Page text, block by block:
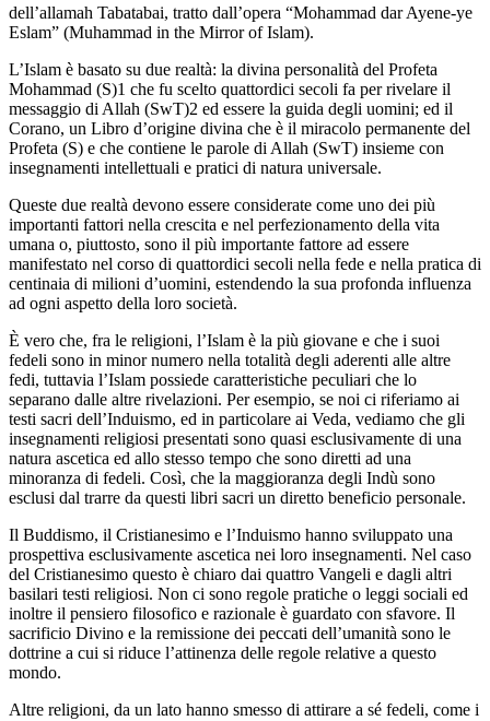
dell’allamah Tabatabai, tratto dall’opera “Mohammad dar Ayene-ye
Eslam” (Muhammad in the Mirror of Islam).
L’Islam è basato su due realtà: la divina personalità del Profeta
Mohammad (S)1 che fu scelto quattordici secoli fa per rivelare il
messaggio di Allah (SwT)2 ed essere la guida degli uomini; ed il
Corano, un Libro d’origine divina che è il miracolo permanente del
Profeta (S) e che contiene le parole di Allah (SwT) insieme con
insegnamenti intellettuali e pratici di natura universale.
Queste due realtà devono essere considerate come uno dei più
importanti fattori nella crescita e nel perfezionamento della vita
umana o, piuttosto, sono il più importante fattore ad essere
manifestato nel corso di quattordici secoli nella fede e nella pratica di
centinaia di milioni d’uomini, estendendo la sua profonda influenza
ad ogni aspetto della loro società.
È vero che, fra le religioni, l’Islam è la più giovane e che i suoi
fedeli sono in minor numero nella totalità degli aderenti alle altre
fedi, tuttavia l’Islam possiede caratteristiche peculiari che lo
separano dalle altre rivelazioni. Per esempio, se noi ci riferiamo ai
testi sacri dell’Induismo, ed in particolare ai Veda, vediamo che gli
insegnamenti religiosi presentati sono quasi esclusivamente di una
natura ascetica ed allo stesso tempo che sono diretti ad una
minoranza di fedeli. Così, che la maggioranza degli Indù sono
esclusi dal trarre da questi libri sacri un diretto beneficio personale.
Il Buddismo, il Cristianesimo e l’Induismo hanno sviluppato una
prospettiva esclusivamente ascetica nei loro insegnamenti. Nel caso
del Cristianesimo questo è chiaro dai quattro Vangeli e dagli altri
basilari testi religiosi. Non ci sono regole pratiche o leggi sociali ed
inoltre il pensiero filosofico e razionale è guardato con sfavore. Il
sacrificio Divino e la remissione dei peccati dell’umanità sono le
dottrine a cui si riduce l’attinenza delle regole relative a questo
mondo.
Altre religioni, da un lato hanno smesso di attirare a sé fedeli, come i